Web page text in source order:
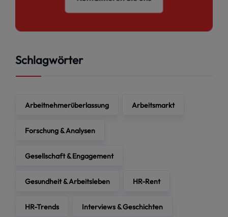
Schlagwörter
Arbeitnehmerüberlassung Arbeitsmarkt
Forschung & Analysen
Gesellschaft & Engagement
Gesundheit & Arbeitsleben HR-Rent
HR-Trends Interviews & Geschichten